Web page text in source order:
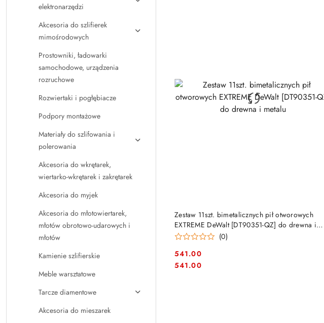
elektronarzędzi
Akcesoria do szlifierek
mimośrodowych
Prostowniki, ładowarki
samochodowe, urządzenia
rozruchowe
Rozwiertaki i pogłębiacze
Podpory montażowe
Materiały do szlifowania i
polerowania
Akcesoria do wkrętarek,
wiertarko-wkrętarek i zakrętarek
Akcesoria do myjek
Akcesoria do młotowiertarek,
młotów obrotowo-udarowych i
młotów
Kamienie szlifierskie
Meble warsztatowe
Tarcze diamentowe
Akcesoria do mieszarek
Zestaw 11szt. bimetalicznych pił otworowych
EXTREME DeWalt [DT90351-QZ] do drewna i
metalu
(0)
Cena:
541.00
Cena:
541.00
PRODUKT NIEDOSTĘPNY